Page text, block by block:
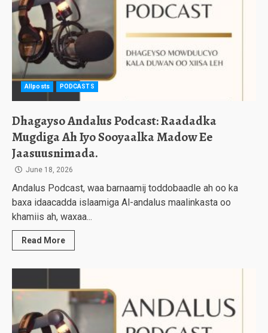
Allposts PODCASTS
Dhagayso Andalus Podcast: Raadadka
Mugdiga Ah Iyo Sooyaalka Madow Ee
Jaasuusnimada.
June 18, 2026
Andalus Podcast, waa barnaamij toddobaadle ah oo ka
baxa idaacadda islaamiga Al-andalus maalinkasta oo
khamiis ah, waxaa...
Read More